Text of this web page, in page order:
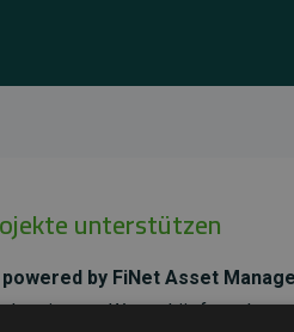
unterstützen
by FiNet Asset
eigenen